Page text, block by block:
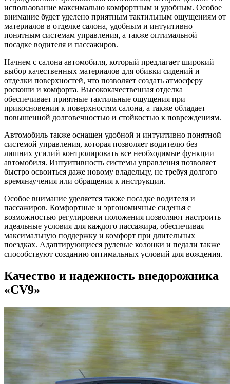
использование максимально комфортным и удобным. Особое
внимание будет уделено приятным тактильным ощущениям от
материалов в отделке салона, удобным и интуитивно
понятным системам управления, а также оптимальной
посадке водителя и пассажиров.
Начнем с салона автомобиля, который предлагает широкий
выбор качественных материалов для обивки сидений и
отделки поверхностей, что позволяет создать атмосферу
роскоши и комфорта. Высококачественная отделка
обеспечивает приятные тактильные ощущения при
прикосновении к поверхностям салона, а также обладает
повышенной долговечностью и стойкостью к повреждениям.
Автомобиль также оснащен удобной и интуитивно понятной
системой управления, которая позволяет водителю без
лишних усилий контролировать все необходимые функции
автомобиля. Интуитивность системы управления позволяет
быстро освоиться даже новому владельцу, не требуя долгого
времянаучения или обращения к инструкции.
Особое внимание уделяется также посадке водителя и
пассажиров. Комфортные и эргономичные сиденья с
возможностью регулировки положения позволяют настроить
идеальные условия для каждого пассажира, обеспечивая
максимальную поддержку и комфорт при длительных
поездках. Адаптирующиеся рулевые колонки и педали также
способствуют созданию оптимальных условий для вождения.
Качество и надежность внедорожника
«CV9»